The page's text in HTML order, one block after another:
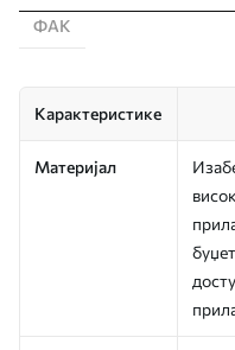
ФАК
Карактеристике
Материјал